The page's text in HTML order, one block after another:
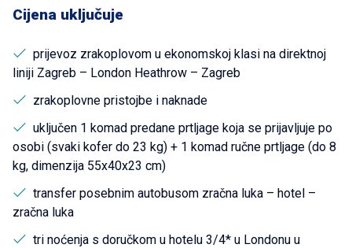
Cijena uključuje
prijevoz zrakoplovom u ekonomskoj klasi na direktnoj
liniji Zagreb – London Heathrow – Zagreb
zrakoplovne pristojbe i naknade
uključen 1 komad predane prtljage koja se prijavljuje po
osobi (svaki kofer do 23 kg) + 1 komad ručne prtljage (do 8
kg, dimenzija 55x40x23 cm)
transfer posebnim autobusom zračna luka – hotel –
zračna luka
tri noćenja s doručkom u hotelu 3/4* u Londonu u